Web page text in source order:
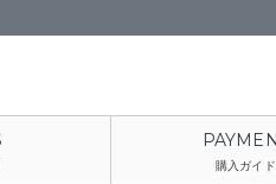
購入ガイド